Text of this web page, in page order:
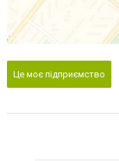
Це моє підприємство